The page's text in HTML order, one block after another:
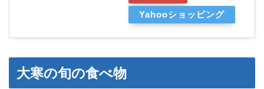
Yahooショッピング
大寒の旬の食べ物